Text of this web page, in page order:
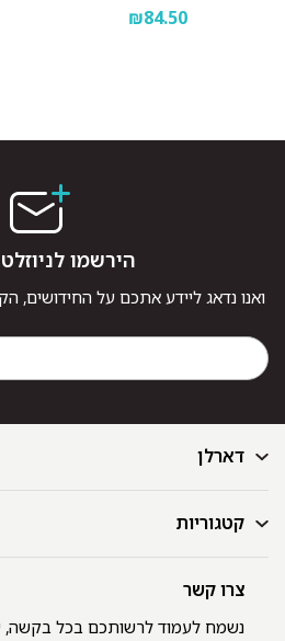
₪84.50
דארלן
דף הבית
GIFT CARD
רשימת חנויות
קטגוריות
מצעים
מגבות
צרו קשר
נשמח לעמוד לרשותכם בכל בקשה,
הירשמו
ואנו נדאג ליידע אתכם על החידושים,